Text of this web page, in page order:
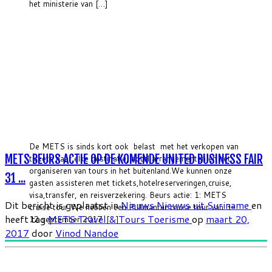
het ministerie van […]
De METS is sinds kort ook belast met het verkopen van
tickets naar elke destinatie, hotel arrangementen en het
organiseren van tours in het buitenland.We kunnen onze
gasten assisteren met tickets,hotelreserveringen,cruise,
visa,transfer, en reisverzekering. Beurs actie: 1: METS
cruise tour We hebben een Pullmantur cruise tour van 3-
12 september 2017. […]
METS BEURS ACTIE OP DE KOMENDE UNITED BUSINESS FAIR
31 ...
Dit bericht is geplaatst inNieuwsNieuws uit Suriname en
heeft tagMETS Travel & Tours Toerisme op maart 20,
2017 door Vinod Nandoe